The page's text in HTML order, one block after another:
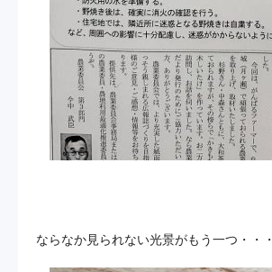
ならなか見られない光景がもう一つ・・・